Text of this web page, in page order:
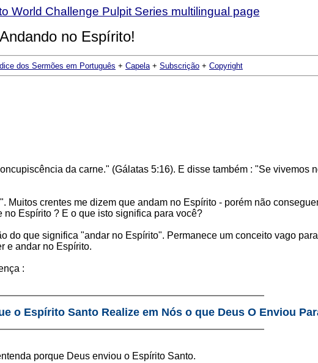
Andando no Espírito!
dos Sermões em Português + Capela+ Subscrição + Copyright
da carne." (Gálatas 5:16). E disse também : "Se vivemos
crentes me dizem que andam no Espírito - porém não
no Espírito ? E o que isto significa para você?
do que significa "andar no Espírito". Permanece um conceito vago
e andar no Espírito.
:
o Espírito Santo Realize em Nós o que Deus O Enviou
porque Deus enviou o Espírito Santo.